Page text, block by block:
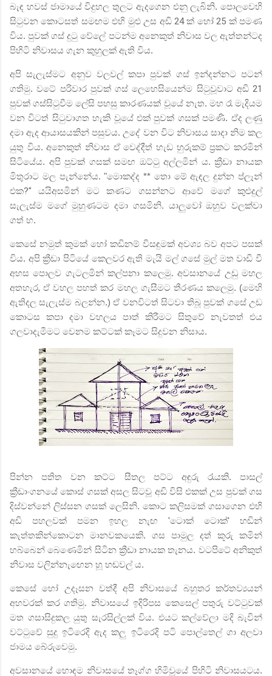
බැඳ හවස් ජාමායේ විදුහල තුලට ඇදගෙන එනු ලැබිනි. පොලවෙහි
සිටුවන කොටසත් සමඟම එහි මුළු උස අඩි 24ක් හෝ 25 ක් පමණ
විය. පුවක් ගස් දුටු වේලේ පටන්ම අනෙකුත් නිවාස වල ඇත්තන්ටද
පිහිටි නිවාසය ගැන කුහුලක් ඇති විය.
අපි සැලැස්මට අනුව වලවල් කපා පුවක් ගස් ඉන්දන්නට පටන්
ගතිමු. වටේ පරිවාර පුවක් ගස් ලෙහෙසියෙන්ම සිටුවූවාට අඩි 21
පුවක් ගස්සිටුවීම ලේසි පහසු කාරණයක් වූයේ නැත. මහ රෑ මැදියම
වන විටත් සිටුවාගත හැකි වූයේ එක් පුවක් ගසක් පමණි. ඒද ලණු
දමා ඇද ආයාසයකින් පසුවය. උදේ වන විට නිවාසය සාදා නිම කල
යුතු විය. අනෙකුත් නිවාස ඒ වෙද්දීත් හැඩ හුරුකම් ප්‍රකට කරමින්
සිටියේය. අපි පුවක් ගසක් සමඟ ඔට්ටු අල්ලමින් ය. ක්‍රීඩා නායක
මිතුරාට මල පැන්නේය. "මොකද්ද ** තො මේ ඇඳල දුන්න ප්ලෑන්
එක?"යයිඅසමින් මට කණට ගසන්නට ආවේ මගේ කුළුදුල්
සැලැස්ම මගේ මුහුණටම දමා ගසමිනි. යාලුවෝ ඔහුව වලක්වා
ගත් හ.
කෙසේ නමුත් කුමක් හෝ කඩිනම් විසඳුමක් අවශ්‍ය බව අපට පසක්
විය. අපි ක්‍රීඩා පිටියේ කෙලවර ඇති මැයි මල් ගසේ මුල් මත වාඩි වී
අහස පොලව ගැටලමින් කල්පනා කලෙමු. අවසානයේ උඩු මහල
අතහැර,ඒ වහල පහත් කර මහල ගැසීමට තීරණය කලෙමු. (මෙහි
ඇතිදල සැලැස්ම බලන්න.) ඒ වනවිටත් සිටවා තිබූ පුවක් ගසේ උඩ
කොටස කපා දමා වහලය පාත් කිරීමට සිතුවේ නැවතත් එය
ගලවාදැමීමට වෙනම කට්ටක් කෑමට සිදුවන නිසාය.
පින්න පතිත වන කට්ට සීතල පට්ට අඳුරු රැයකි. පාසල්
ක්‍රීඩාංගනයේ කොස් ගසක් අසල සිටවූ අඩි විසි එකක් උස පුවක් ගස
දිස්වන්නේ ලිස්සන ගසක් ලෙසිනි. කොට කලිසමක් ගසාගෙන එහි
අඩි පහලවක් පමන ඉහල නැඟ 'ටොක් ටොක්' හඬින්
කැත්තකින්කොටන මානවකයෙකි. ගස පාමුල දත් කූරු කමින්
හබ්බෙන් බෙණෙමින් සිටින ක්‍රීඩා නායක තැනය. වටපිටේ අනිකුත්
නිවාස වලින්නැඟෙන හූ හඬවල් ය.
කෙසේ හෝ උදෑසන වත්දී අපි නිවාසයේ බහුතර කර්තව්‍යයන්
අහවරක් කර ගතිමු. නිවාසයේ ඉදිරිපස කෙසෙල් පතුරු වට්ටුවක්
මත ගසාසිදුකල යුතු සැරසිල්ලක් විය. එයට කල්වේලා මදි බැවින්
වට්ටුවේ සුදු ඉටිරෙදි ඇද කලු ඉටිරෙදි පටි පොල්තෙල් ගා අලවා
ජාමය බේරුවෙමු.
අවසානයේ හොඳම නිවාසයේ තෑග්ග හිමිවූයේ පිහිටි නිවාසයටය.